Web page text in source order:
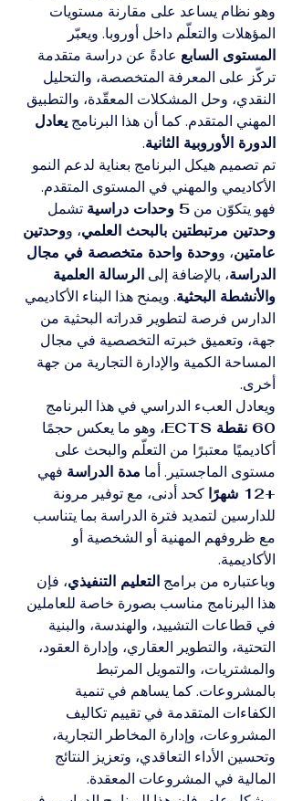
وهو نظام يساعد على مقارنة مستويات
المؤهلات والتعلّم داخل أوروبا. ويعبّر
المستوى السابع عادةً عن دراسة متقدمة
تركّز على المعرفة المتخصصة، والتحليل
النقدي، وحل المشكلات المعقّدة، والتطبيق
المهني المتقدم. كما أن هذا البرنامج يعادل
الدورة الأوروبية الثانية.
تم تصميم هيكل البرنامج بعناية لدعم النمو
الأكاديمي والمهني في المستوى المتقدم.
فهو يتكوّن من 5 وحدات دراسية
تشمل
وحدتين مرتبطتين بالبحث العلمي، ووحدتين
عامتين، ووحدة واحدة متخصصة في مجال
الدراسة، بالإضافة إلى الرسالة العلمية
والأنشطة البحثية. ويمنح هذا البناء الأكاديمي
الدارس فرصة لتطوير قدراته البحثية من
جهة، وتعميق خبرته التخصصية في مجال
المساحة الكمية والإدارة التجارية من جهة
أخرى.
ويعادل العبء الدراسي في هذا البرنامج
60 نقطة ECTS
، وهو ما يعكس حجمًا
أكاديميًا معتبرًا من التعلّم والبحث على
مستوى الماجستير. أما مدة الدراسة فهي
+12 شهرًا
كحد أدنى، مع توفير مرونة
للدارسين لتمديد فترة الدراسة بما يتناسب
مع ظروفهم المهنية أو الشخصية أو
الأكاديمية.
وباعتباره من برامج التعليم التنفيذي، فإن
هذا البرنامج مناسب بصورة خاصة للعاملين
في قطاعات التشييد، والهندسة، والبنية
التحتية، والتطوير العقاري، وإدارة العقود،
والمشتريات، والتمويل المرتبط
بالمشروعات. كما يساهم في تنمية
الكفاءات المتقدمة في تقييم تكاليف
المشروعات، وإدارة المخاطر التجارية،
وتحسين الأداء التعاقدي، وتعزيز النتائج
المالية في المشروعات المعقدة.